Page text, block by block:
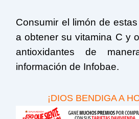
Consumir el limón de
a obtener su vitamina C y
antioxidantes de
información de Infobae.
¡DIOS BENDIGA A